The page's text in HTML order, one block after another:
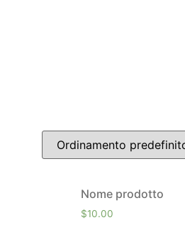
Nome prodotto
$10.00